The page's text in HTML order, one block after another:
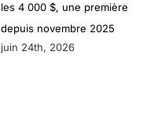
les 4 000 $, une première
depuis novembre 2025
juin 24th, 2026